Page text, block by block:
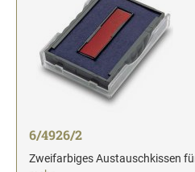
6/4926/2
Zweifarbiges Austauschkissen